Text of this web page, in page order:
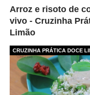
TV DE BEM COM A
ASSINE O SITE
Arroz e risoto de
vivo - Cruzinha
Limão
CRUZINHA PRÁTICA DOCE